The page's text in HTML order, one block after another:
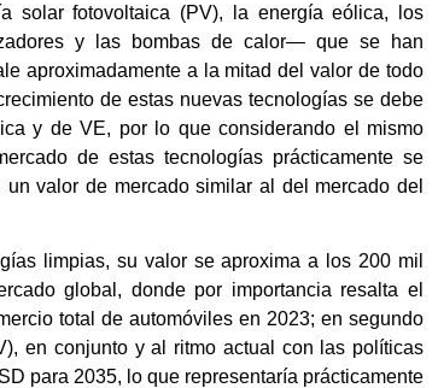
solar fotovoltaica (PV), la energía eólica, los
y las bombas de calor— que se han
aproximadamente a la mitad del valor de todo
de estas nuevas tecnologías se debe
y de VE, por lo que considerando el mismo
de estas tecnologías prácticamente se
valor de mercado similar al del mercado del
limpias, su valor se aproxima a los 200 mil
global, donde por importancia resalta el
total de automóviles en 2023; en segundo
en conjunto y al ritmo actual con las políticas
para 2035, lo que representaría prácticamente